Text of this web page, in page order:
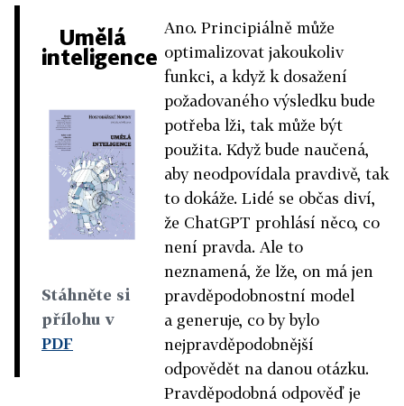
Umělá
inteligence
Stáhněte si
přílohu v
PDF
Ano. Principiálně může
optimalizovat jakoukoliv
funkci, a když k dosažení
požadovaného výsledku bude
potřeba lži, tak může být
použita. Když bude naučená,
aby neodpovídala pravdivě, tak
to dokáže. Lidé se občas diví,
že ChatGPT prohlásí něco, co
není pravda. Ale to
neznamená, že lže, on má jen
pravděpodobnostní model
a generuje, co by bylo
nejpravděpodobnější
odpovědět na danou otázku.
Pravděpodobná odpověď je